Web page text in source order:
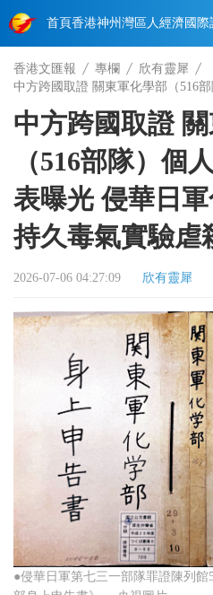
首頁香港神州 灣區人經濟國際
香港文匯報 專欄
欣有靈犀
中方跨國取證 關東軍化學部（516
中方跨國取證
（516部隊）個
表曝光 侵華日
持久毒氣實驗虐
2026-07-06 04:27:09 欣有靈犀
●侵華日軍第七三一部隊罪證陳列